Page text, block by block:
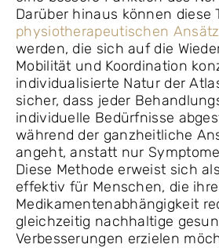
Darüber hinaus können diese
physiotherapeutischen
werden, die sich auf die
Mobilität und Koordination
individualisierte Natur der
sicher, dass jeder
individuelle Bedürfnisse
während der ganzheitliche
angeht, anstatt nur
Diese Methode erweist sich
effektiv für Menschen, die ihre
Medikamentenabhängigkeit
gleichzeitig nachhaltige
Verbesserungen erzielen